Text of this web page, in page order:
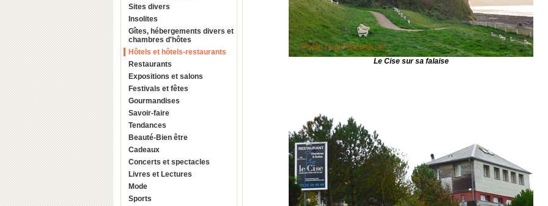
Sites divers
Insolites
Gîtes, hébergements divers et
chambres d'hôtes
Hôtels et hôtels-restaurants
Restaurants
Expositions et salons
Festivals et fêtes
Gourmandises
Savoir-faire
Tendances
Beauté-Bien être
Cadeaux
Concerts et spectacles
Livres et Lectures
Mode
Sports
Le Cise sur sa falaise